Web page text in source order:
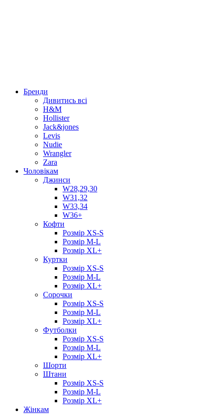
Бренди
Дивитись всі
H&M
Hollister
Jack&jones
Levis
Nudie
Wrangler
Zara
Чоловікам
Джинси
W28,29,30
W31,32
W33,34
W36+
Кофти
Розмір XS-S
Розмір M-L
Розмір XL+
Куртки
Розмір XS-S
Розмір M-L
Розмір XL+
Сорочки
Розмір XS-S
Розмір M-L
Розмір XL+
Футболки
Розмір XS-S
Розмір M-L
Розмір XL+
Шорти
Штани
Розмір XS-S
Розмір M-L
Розмір XL+
Жінкам